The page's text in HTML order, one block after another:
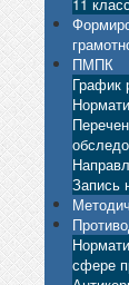
ПМПК
График
Запись
сфере